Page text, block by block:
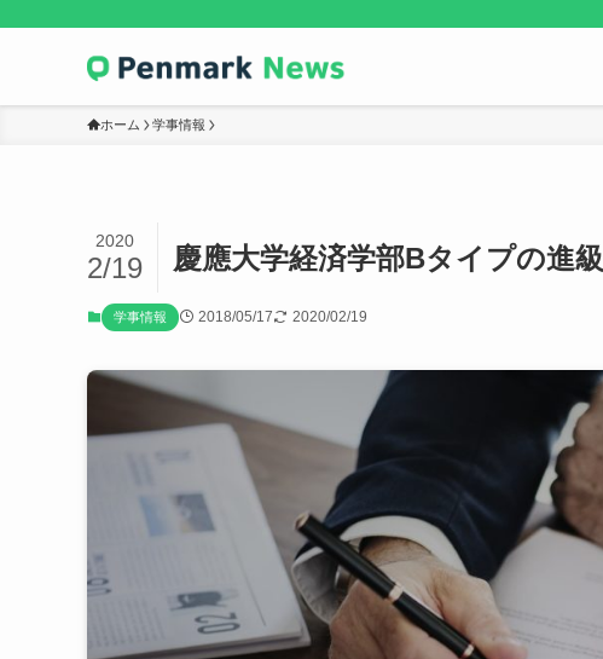
ホーム 学事情報
慶應大学経済学部Bタイプの進
2020
2/19
学事情報 2018/05/17 2020/02/19